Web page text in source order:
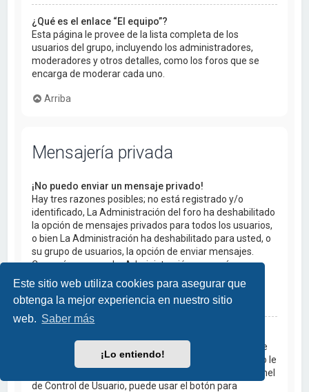
Este sitio web utiliza cookies para asegurar que
obtenga la mejor experiencia en nuestro sitio
web. Saber más
¡Lo entiendo!
¿Qué es el enlace “El equipo”?
Esta página le provee de la lista completa de los
usuarios del grupo, incluyendo los administradores,
moderadores y otros detalles, como los foros que se
encarga de moderar cada uno.
Arriba
Mensajería privada
¡No puedo enviar un mensaje privado!
Hay tres razones posibles; no está registrado y/o
identificado, La Administración del foro ha deshabilitado
la opción de mensajes privados para todos los usuarios,
o bien La Administración ha deshabilitado para usted, o
su grupo de usuarios, la opción de enviar mensajes.
Comuníquese con La Administración para más
información.
Arriba
Si está recibiendo mensajes maliciosos u ofensivos de
un usuario en particular, puede bloquearlo para que no le
pueda enviar mensajes dentro de las opciones del Panel
de Control de Usuario, puede usar el botón para